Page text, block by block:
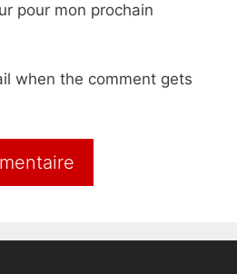
pour mon prochain
when the comment gets